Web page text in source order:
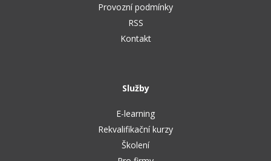
Provozní podmínky
RSS
Kontakt
Služby
E-learning
Rekvalifikační kurzy
Školení